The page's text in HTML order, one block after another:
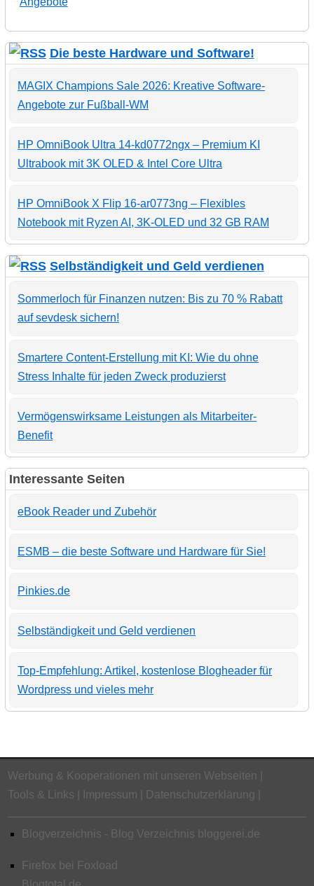
Die beste Hardware und Software!
MAGIX Champions Sale 2026: Kreative Software-
Angebote zur Fußball-WM
HP OmniBook Ultra 14-kd0772ngx – Premium KI
Ultrabook mit 3K OLED & Intel Core Ultra
HP OmniBook X Flip 16-ar0773ng – Flexibles
Notebook mit Ryzen AI, 3K-OLED und 32 GB RAM
Selbständigkeit und Geld verdienen
Sommerloch für Finanzen nutzen: Bis zu 70 % Rabatt
auf sevdesk sichern!
Smartere Content-Erstellung mit KI: Wie du ohne
Stress Inhalte für jeden Zweck produzierst
Vermögenswirksame Leistungen als Mitarbeiter-
Benefit
Interessante Seiten
eBook Reader und Zubehör
ESMB – die beste Software und Hardware für Sie!
Pinkies.de
Selbständigkeit und Geld verdienen
Top-Empfehlung: Artikel, kostenlose Blogheader für
Wordpress und vieles mehr
Werbung & Kooperationen mit unseren Webseiten
Tools & Links
Impressum Datenschutzerklärung
Blogverzeichnis - Blog Verzeichnis bloggerei.de
Firefox bei Foxload